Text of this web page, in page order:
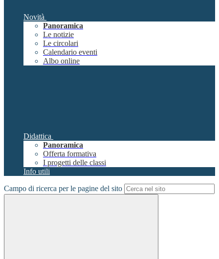
Novità
Panoramica
Le notizie
Le circolari
Calendario eventi
Albo online
Didattica
Panoramica
Offerta formativa
I progetti delle classi
Info utili
Campo di ricerca per le pagine del sito